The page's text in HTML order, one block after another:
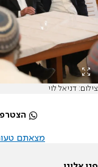
צילום: דניאל לוי
מצאתם